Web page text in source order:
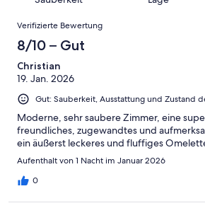
Hervorragend
Gut
Okay
von
Schlecht
haben
eine
Bewertung
von
Ungenügend
Bewertungen
Verifizierte Bewertung
8/10 – Gut
Christian
19. Jan. 2026
Gut: Sauberkeit, Ausstattung und Zustand
Moderne, sehr saubere Zimmer, eine
freundliches, zugewandtes und
ein äußerst leckeres und fluffiges
Aufenthalt von 1 Nacht im Januar 2026
0